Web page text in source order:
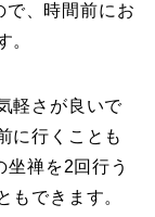
、時間前にお
。
軽さが良いで
に行くことも
禅を2回行う
もできます。